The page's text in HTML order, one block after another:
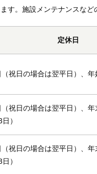
す。施設メンテナンスなど
定休日
（祝日の場合は翌平日）、年
（祝日の場合は翌平日）、
）
（祝日の場合は翌平日）、
）